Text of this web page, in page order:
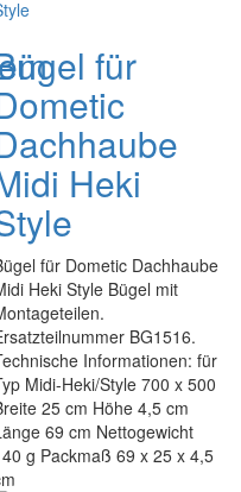
für
Heki
für Dometic Dachhaube
Heki Style Bügel mit
BG1516.
Informationen: für
Midi-Heki/Style 700 x 500
25 cm Höhe 4,5 cm
69 cm Nettogewicht
g Packmaß 69 x 25 x 4,5